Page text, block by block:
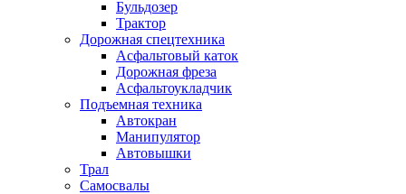
Бульдозер
Трактор
Дорожная спецтехника
Асфальтовый каток
Дорожная фреза
Асфальтоукладчик
Подъемная техника
Автокран
Манипулятор
Автовышки
Трал
Самосвалы